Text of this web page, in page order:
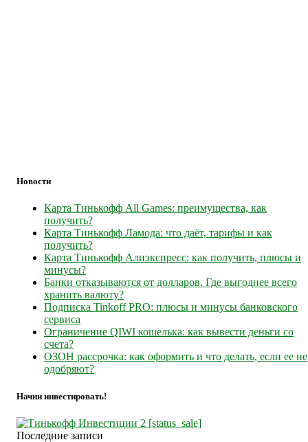
Новости
Карта Тинькофф All Games: преимущества, как
получить?
Карта Тинькофф Ламода: что даёт, тарифы и как
получить?
Карта Тинькофф Алиэкспресс: как получить, плюсы и
минусы?
Банки отказываются от долларов. Где выгоднее всего
хранить валюту?
Подписка Tinkoff PRO: плюсы и минусы банковского
сервиса
Ограничение QIWI кошелька: как вывести деньги со
счета?
ОЗОН рассрочка: как оформить и что делать, если ее не
одобряют?
Начни инвестировать!
Последние записи